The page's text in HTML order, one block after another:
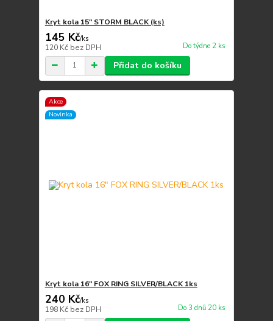
Kryt kola 15" STORM BLACK (ks)
145 Kč/ks
120 Kč bez DPH Do týdne 2 ks
Přidat do košíku
Akce
Novinka
Kryt kola 16" FOX RING SILVER/BLACK 1ks
240 Kč/ks
198 Kč bez DPH Do 3 dnů 20 ks